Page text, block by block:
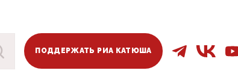
ПОДДЕРЖАТЬ РИА КАТЮША